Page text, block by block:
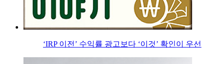
‘IRP 이전’ 수익률 광고보다 ‘이것’ 확인이 우선